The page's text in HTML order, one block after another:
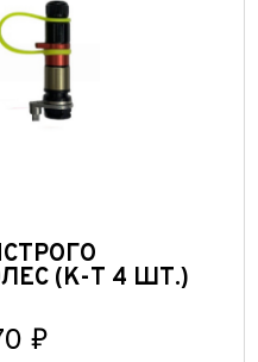
(К-Т 4 ШТ.)
₽